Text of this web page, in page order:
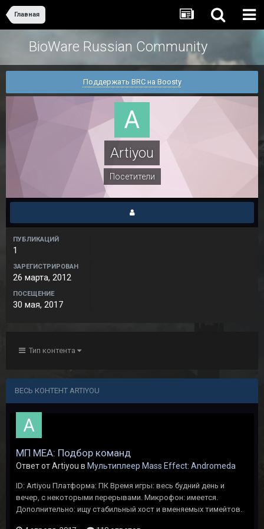
Главная
BioWare Russian Community
Поддержать BRC на Boosty
Artiyou
Посетители
ПУБЛИКАЦИЙ
1
ЗАРЕГИСТРИРОВАН
26 марта, 2012
ПОСЕЩЕНИЕ
30 мая, 2017
Тип контента
ВЕСЬ КОНТЕНТ ARTIYOU
МП МЕА: Подбор команд
Ответ от Artiyou в Мультиплеер Mass Effect: Andromeda
ID: Artiyou Платформа: ПК Время игры: весь будний день и
вечер, с некоторыми перерывами. Микрофон: имеется.
Дополнительно: ищу стабильный хост и вменяемых тимейтов.